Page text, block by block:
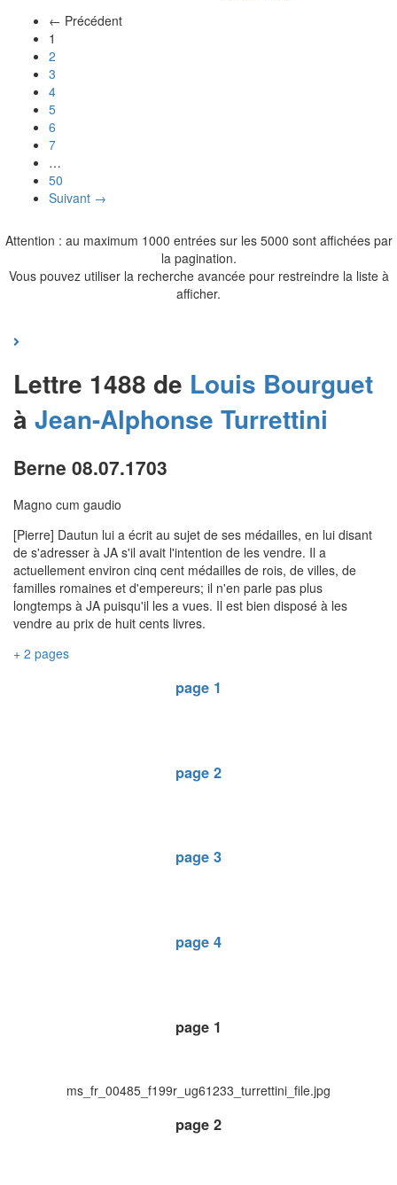
← Précédent
1
2
3
4
5
6
7
…
50
Suivant →
Attention : au maximum 1000 entrées sur les 5000 sont affichées par
la pagination.
Vous pouvez utiliser la recherche avancée pour restreindre la liste à
afficher.
Lettre 1488 de Louis Bourguet
à Jean-Alphonse Turrettini
Berne 08.07.1703
Magno cum gaudio
[Pierre] Dautun lui a écrit au sujet de ses médailles, en lui disant
de s'adresser à JA s'il avait l'intention de les vendre. Il a
actuellement environ cinq cent médailles de rois, de villes, de
familles romaines et d'empereurs; il n'en parle pas plus
longtemps à JA puisqu'il les a vues. Il est bien disposé à les
vendre au prix de huit cents livres.
+ 2 pages
page 1
page 2
page 3
page 4
page 1
ms_fr_00485_f199r_ug61233_turrettini_file.jpg
page 2